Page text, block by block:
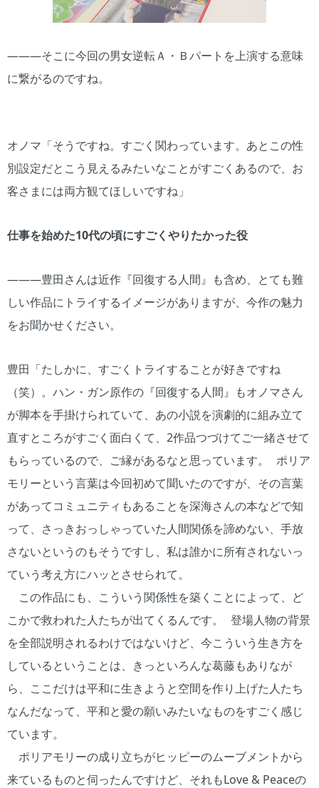
―――そこに今回の男女逆転Ａ・Ｂパートを上演する意味
に繋がるのですね。
オノマ「そうですね。すごく関わっています。あとこの性
別設定だとこう見えるみたいなことがすごくあるので、お
客さまには両方観てほしいですね」
仕事を始めた10代の頃にすごくやりたかった役
―――豊田さんは近作『回復する人間』も含め、とても難
しい作品にトライするイメージがありますが、今作の魅力
をお聞かせください。
豊田「たしかに、すごくトライすることが好きですね
（笑）。ハン・ガン原作の『回復する人間』もオノマさん
が脚本を手掛けられていて、あの小説を演劇的に組み立て
直すところがすごく面白くて、2作品つづけてご一緒させて
もらっているので、ご縁があるなと思っています。 ポリア
モリーという言葉は今回初めて聞いたのですが、その言葉
があってコミュニティもあることを深海さんの本などで知
って、さっきおっしゃっていた人間関係を諦めない、手放
さないというのもそうですし、私は誰かに所有されないっ
ていう考え方にハッとさせられて。
この作品にも、こういう関係性を築くことによって、ど
こかで救われた人たちが出てくるんです。 登場人物の背景
を全部説明されるわけではないけど、今こういう生き方を
しているということは、きっといろんな葛藤もありなが
ら、ここだけは平和に生きようと空間を作り上げた人たち
なんだなって、平和と愛の願いみたいなものをすごく感じ
ています。
ポリアモリーの成り立ちがヒッピーのムーブメントから
来ているものと伺ったんですけど、それもLove & Peaceの